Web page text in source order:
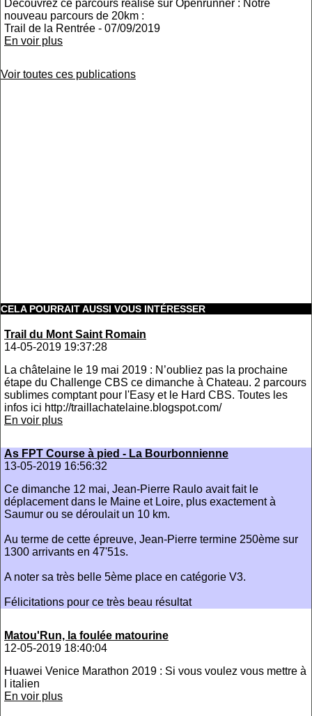
Découvrez ce parcours réalisé sur Openrunner : Notre
nouveau parcours de 20km :
Trail de la Rentrée - 07/09/2019
En voir plus
Voir toutes ces publications
CELA POURRAIT AUSSI VOUS INTÉRESSER
Trail du Mont Saint Romain
14-05-2019 19:37:28
La châtelaine le 19 mai 2019 : N’oubliez pas la prochaine
étape du Challenge CBS ce dimanche à Chateau. 2 parcours
sublimes comptant pour l'Easy et le Hard CBS. Toutes les
infos ici http://traillachatelaine.blogspot.com/
En voir plus
As FPT Course à pied - La Bourbonnienne
13-05-2019 16:56:32
Ce dimanche 12 mai, Jean-Pierre Raulo avait fait le
déplacement dans le Maine et Loire, plus exactement à
Saumur ou se déroulait un 10 km.
Au terme de cette épreuve, Jean-Pierre termine 250ème sur
1300 arrivants en 47'51s.
A noter sa très belle 5ème place en catégorie V3.
​Félicitations pour ce très beau résultat
Matou'Run, la foulée matourine
12-05-2019 18:40:04
Huawei Venice Marathon 2019 : Si vous voulez vous mettre à
l italien
En voir plus